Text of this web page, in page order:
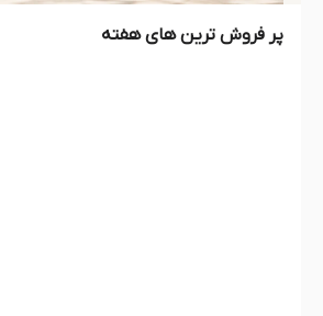
پر فروش ترین های هفته